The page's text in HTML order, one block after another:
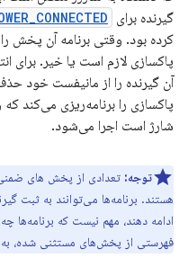
گیرنده برای
کرده بود. وقتی برنامه آن پخش
آن گیرنده را از مانیفست خود
پاکسازی را برنامه‌ریزی
شارژ است اجرا می‌شود.
توجه: تعدادی از پخش های
هستند. برنامه‌ها می‌توانند به ثبت
فهرستی از پخش‌های مستثنی شده، به